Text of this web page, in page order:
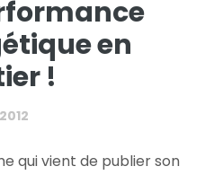
en
!
qui vient de publier son